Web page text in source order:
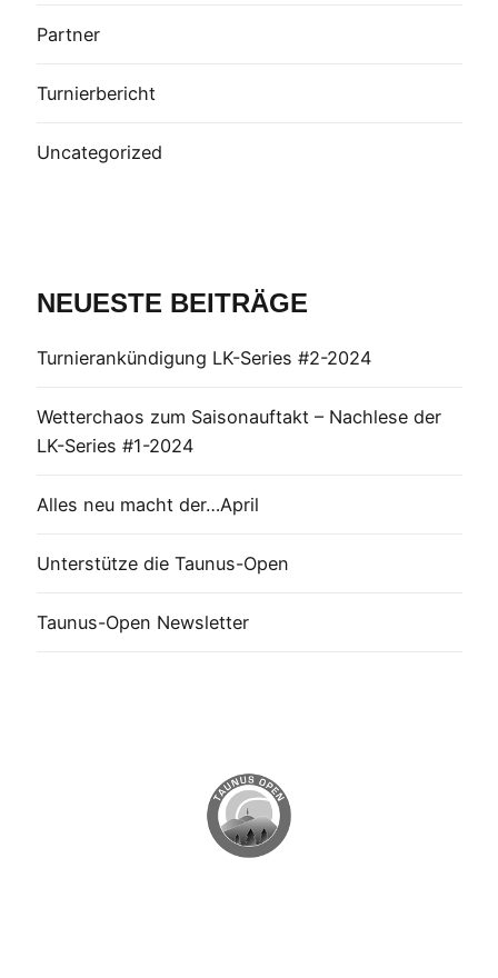
Partner
Turnierbericht
Uncategorized
NEUESTE BEITRÄGE
Turnierankündigung LK-Series #2-2024
Wetterchaos zum Saisonauftakt – Nachlese der
LK-Series #1-2024
Alles neu macht der…April
Unterstütze die Taunus-Open
Taunus-Open Newsletter